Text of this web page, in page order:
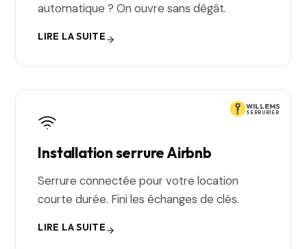
automatique ? On ouvre sans dégât.
LIRE LA SUITE
WILLEMS
SERRURIER
Installation serrure Airbnb
Serrure connectée pour votre location
courte durée. Fini les échanges de clés.
LIRE LA SUITE